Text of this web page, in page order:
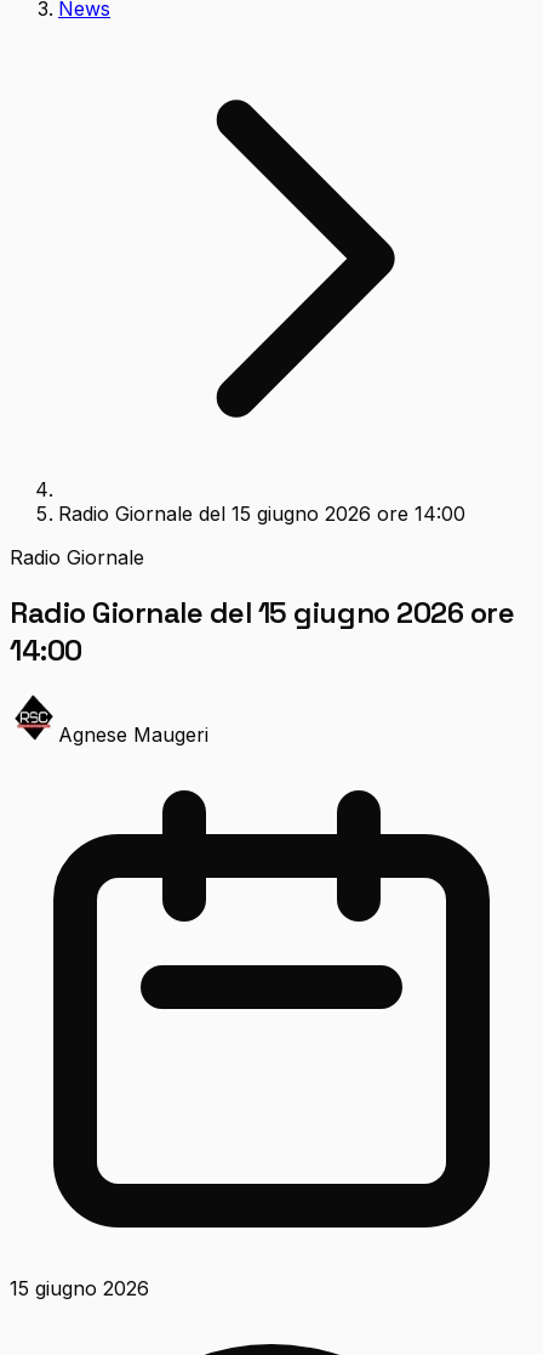
News
Radio Giornale del 15 giugno 2026 ore 14:00
Radio Giornale
Radio Giornale del 15 giugno 2026 ore
14:00
Agnese Maugeri
15 giugno 2026